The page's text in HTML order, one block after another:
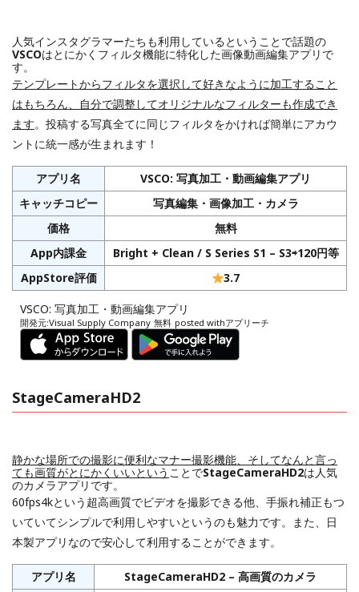
人気インスタグラマーたちも利用しているということで話題の
VSCOはとにかくフィルタ機能に特化した画像動画編集アプリで
す。
テンプレートからフィルタを選択して好きなように加工すること
はもちろん、自分で調整してオリジナルなフィルターも作成でき
ます。投稿する写真全てに同じフィルタをかければ簡単にアカウ
ントに統一感が生まれます！
アプリ名
VSCO: 写真加工・動画編集アプリ
キャッチコピー
写真編集・画像加工・カメラ
価格
無料
App内課金
Bright + Clean / S Series S1 – S3⇨120円等
AppStore評価
3.7
VSCO: 写真加工・動画編集アプリ
開発元:Visual Supply Company 無料 posted withアプリーチ
StageCameraHD2
静かな場所での撮影に便利なマナー撮影機能、そしてなんと言っ
ても画質がとにかくいいという ことでStageCameraHD2は人気
のカメラアプリです。
60fps4kという超高画質でビデオを撮影できる他、手振れ補正もつ
いていてシンプルで利用しやすいというのも魅力です。また、日
本製アプリなので安心して利用することができます。
アプリ名
StageCameraHD2 – 高画質のカメラ